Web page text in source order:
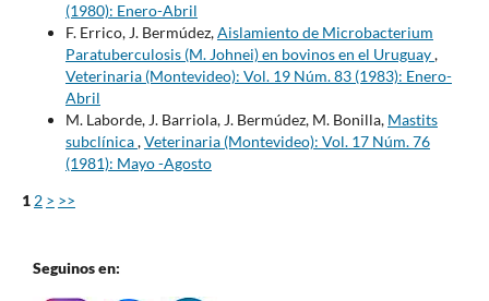
(1980): Enero-Abril
F. Errico, J. Bermúdez,Aislamiento de Microbacterium
Paratuberculosis (M. Johnei) en bovinos en el Uruguay,
Veterinaria (Montevideo): Vol. 19 Núm. 83 (1983): Enero-
Abril
M. Laborde, J. Barriola, J. Bermúdez, M. Bonilla, Mastits
subclínica,Veterinaria (Montevideo): Vol. 17 Núm. 76
(1981): Mayo -Agosto
1 2 > >>
Seguinos en: